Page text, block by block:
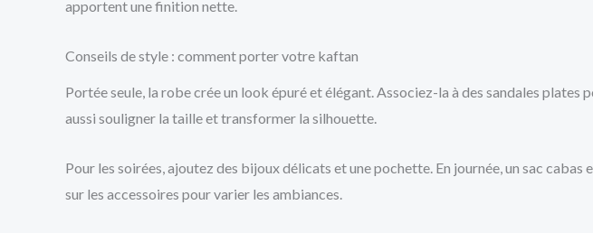
apportent une finition nette.
Conseils de style : comment porter votre kaftan
Portée seule, la robe crée un look épuré et élégant. Associez-la à des sandales
aussi souligner la taille et transformer la silhouette.
Pour les soirées, ajoutez des bijoux délicats et une pochette. En journée, un sac
sur les accessoires pour varier les ambiances.